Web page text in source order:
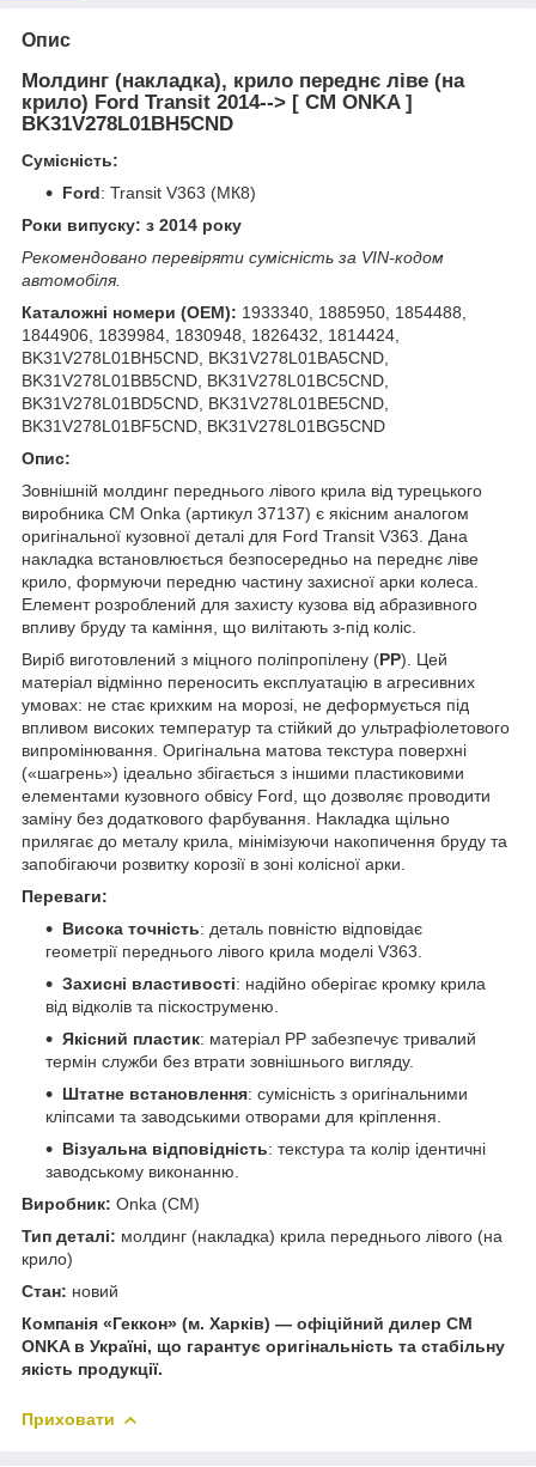
Опис
Молдинг (накладка), крило переднє ліве (на
крило) Ford Transit 2014--> [ CM ONKA ]
BK31V278L01BH5CND
Сумісність:
Ford: Transit V363 (МК8)
Роки випуску: з 2014 року
Рекомендовано перевіряти сумісність за VIN-кодом
автомобіля.
Каталожні номери (OEM): 1933340, 1885950, 1854488,
1844906, 1839984, 1830948, 1826432, 1814424,
BK31V278L01BH5CND, BK31V278L01BA5CND,
BK31V278L01BB5CND, BK31V278L01BC5CND,
BK31V278L01BD5CND, BK31V278L01BE5CND,
BK31V278L01BF5CND, BK31V278L01BG5CND
Опис:
Зовнішній молдинг переднього лівого крила від турецького
виробника CM Onka (артикул 37137) є якісним аналогом
оригінальної кузовної деталі для Ford Transit V363. Дана
накладка встановлюється безпосередньо на переднє ліве
крило, формуючи передню частину захисної арки колеса.
Елемент розроблений для захисту кузова від абразивного
впливу бруду та каміння, що вилітають з-під коліс.
Виріб виготовлений з міцного поліпропілену (PP). Цей
матеріал відмінно переносить експлуатацію в агресивних
умовах: не стає крихким на морозі, не деформується під
впливом високих температур та стійкий до ультрафіолетового
випромінювання. Оригінальна матова текстура поверхні
(«шагрень») ідеально збігається з іншими пластиковими
елементами кузовного обвісу Ford, що дозволяє проводити
заміну без додаткового фарбування. Накладка щільно
прилягає до металу крила, мінімізуючи накопичення бруду та
запобігаючи розвитку корозії в зоні колісної арки.
Переваги:
Висока точність: деталь повністю відповідає
геометрії переднього лівого крила моделі V363.
Захисні властивості: надійно оберігає кромку крила
від відколів та піскоструменю.
Якісний пластик: матеріал PP забезпечує тривалий
термін служби без втрати зовнішнього вигляду.
Штатне встановлення: сумісність з оригінальними
кліпсами та заводськими отворами для кріплення.
Візуальна відповідність: текстура та колір ідентичні
заводському виконанню.
Виробник: Onka (CM)
Тип деталі: молдинг (накладка) крила переднього лівого (на
крило)
Стан: новий
Компанія «Геккон» (м. Харків) — офіційний дилер CM
ONKA в Україні, що гарантує оригінальність та стабільну
якість продукції.
Приховати